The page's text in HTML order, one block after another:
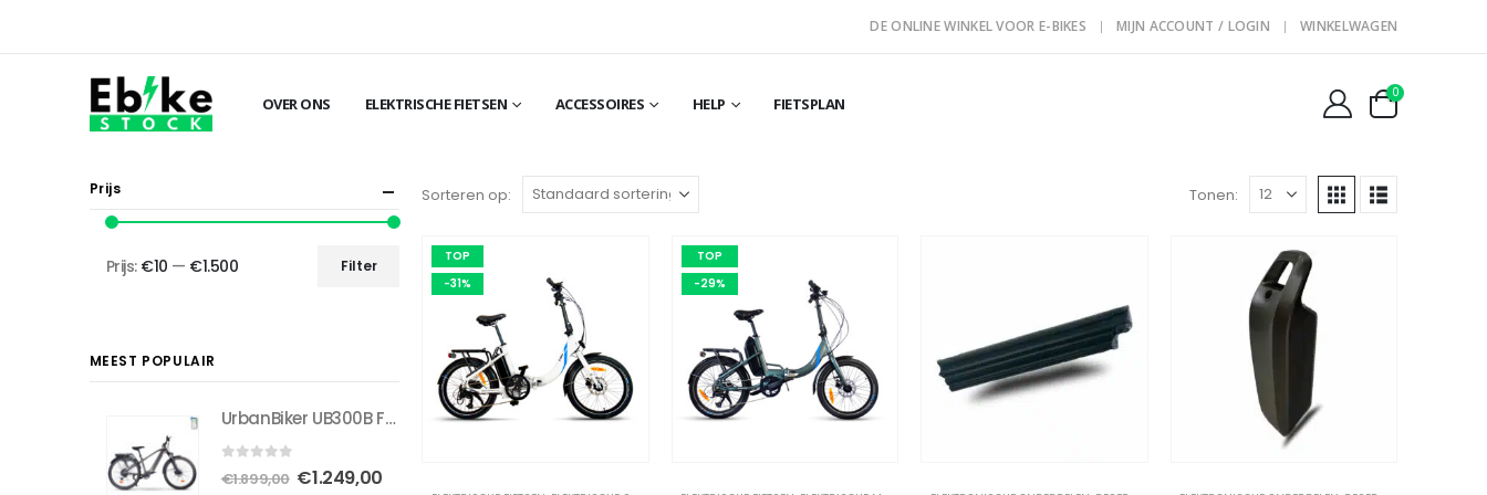
DE ONLINE WINKEL VOOR E-BIKES MIJN ACCOUNT / LOGIN WINKELWAGEN
OVER ONS ELEKTRISCHE FIETSEN ACCESSOIRES HELP FIETSPLAN
0
Sorteren op: Tonen:
TOP
-31%
TOP
-29%
Prijs
Min.
Max.
Filter
Prijs: €10 — €1.500
MEEST POPULAIR
UrbanBiker UB300B FE | Trekking E-Bike Volledig uitgerust | Actieradius tot 140 km
€1.899,00 Oorspronkelijke
€1.249,00Huidige